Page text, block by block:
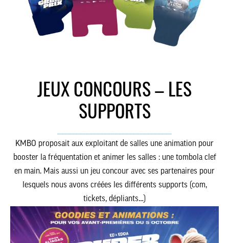
JEUX CONCOURS – LES
SUPPORTS
KMBO proposait aux exploitant de salles une animation pour
booster la fréquentation et animer les salles : une tombola clef
en main. Mais aussi un jeu concour avec ses partenaires pour
lesquels nous avons créées les différents supports (com,
tickets, dépliants…)